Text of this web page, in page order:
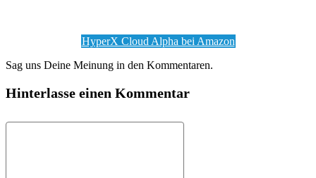
HyperX Cloud Alpha bei Amazon
Sag uns Deine Meinung in den Kommentaren.
Hinterlasse einen Kommentar